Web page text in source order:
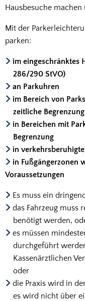
Hausbesuche
Mit der
parken:
im eingeschränktes
286/290 StVO)
an Parkuhren
im Bereich von
zeitliche Begrenzung
in Bereichen mit
Begrenzung
in
in Fußgängerzonen
Voraussetzungen
Es muss ein
das Fahrzeug muss
benötigt werden,
es müssen
durchgeführt
Kassenärztlichen
oder
die Praxis wird in
es wird nicht über